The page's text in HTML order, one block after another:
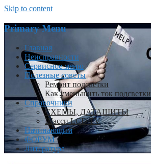
Skip to content
Primary Menu
Главная
Неисправности
Сервисное меню
Полезные советы
Ремонт подсветки
Как уменьшить ток подсветки
Справочники
СХЕМЫ, ДАТАШИТЫ
Шасси LCD TV
Начинающим
ФОРУМ
Литература